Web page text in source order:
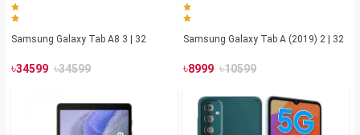
Samsung Galaxy Tab A8 3 | 32
৳34599 ৳34599
Samsung Galaxy Tab A (2019) 2 | 32
৳8999 ৳10599